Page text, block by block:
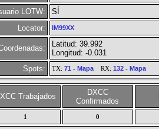
LOTW:
SÍ
Locator:
IM99XX
Latitud: 39.992
Longitud: -0.031
Spots:
TX: 71 - MapaRX: 132- Mapa
Trabajados
DXCC
Confirmados
1 0